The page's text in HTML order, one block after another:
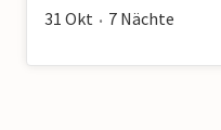
31 Okt • 7 Nächte